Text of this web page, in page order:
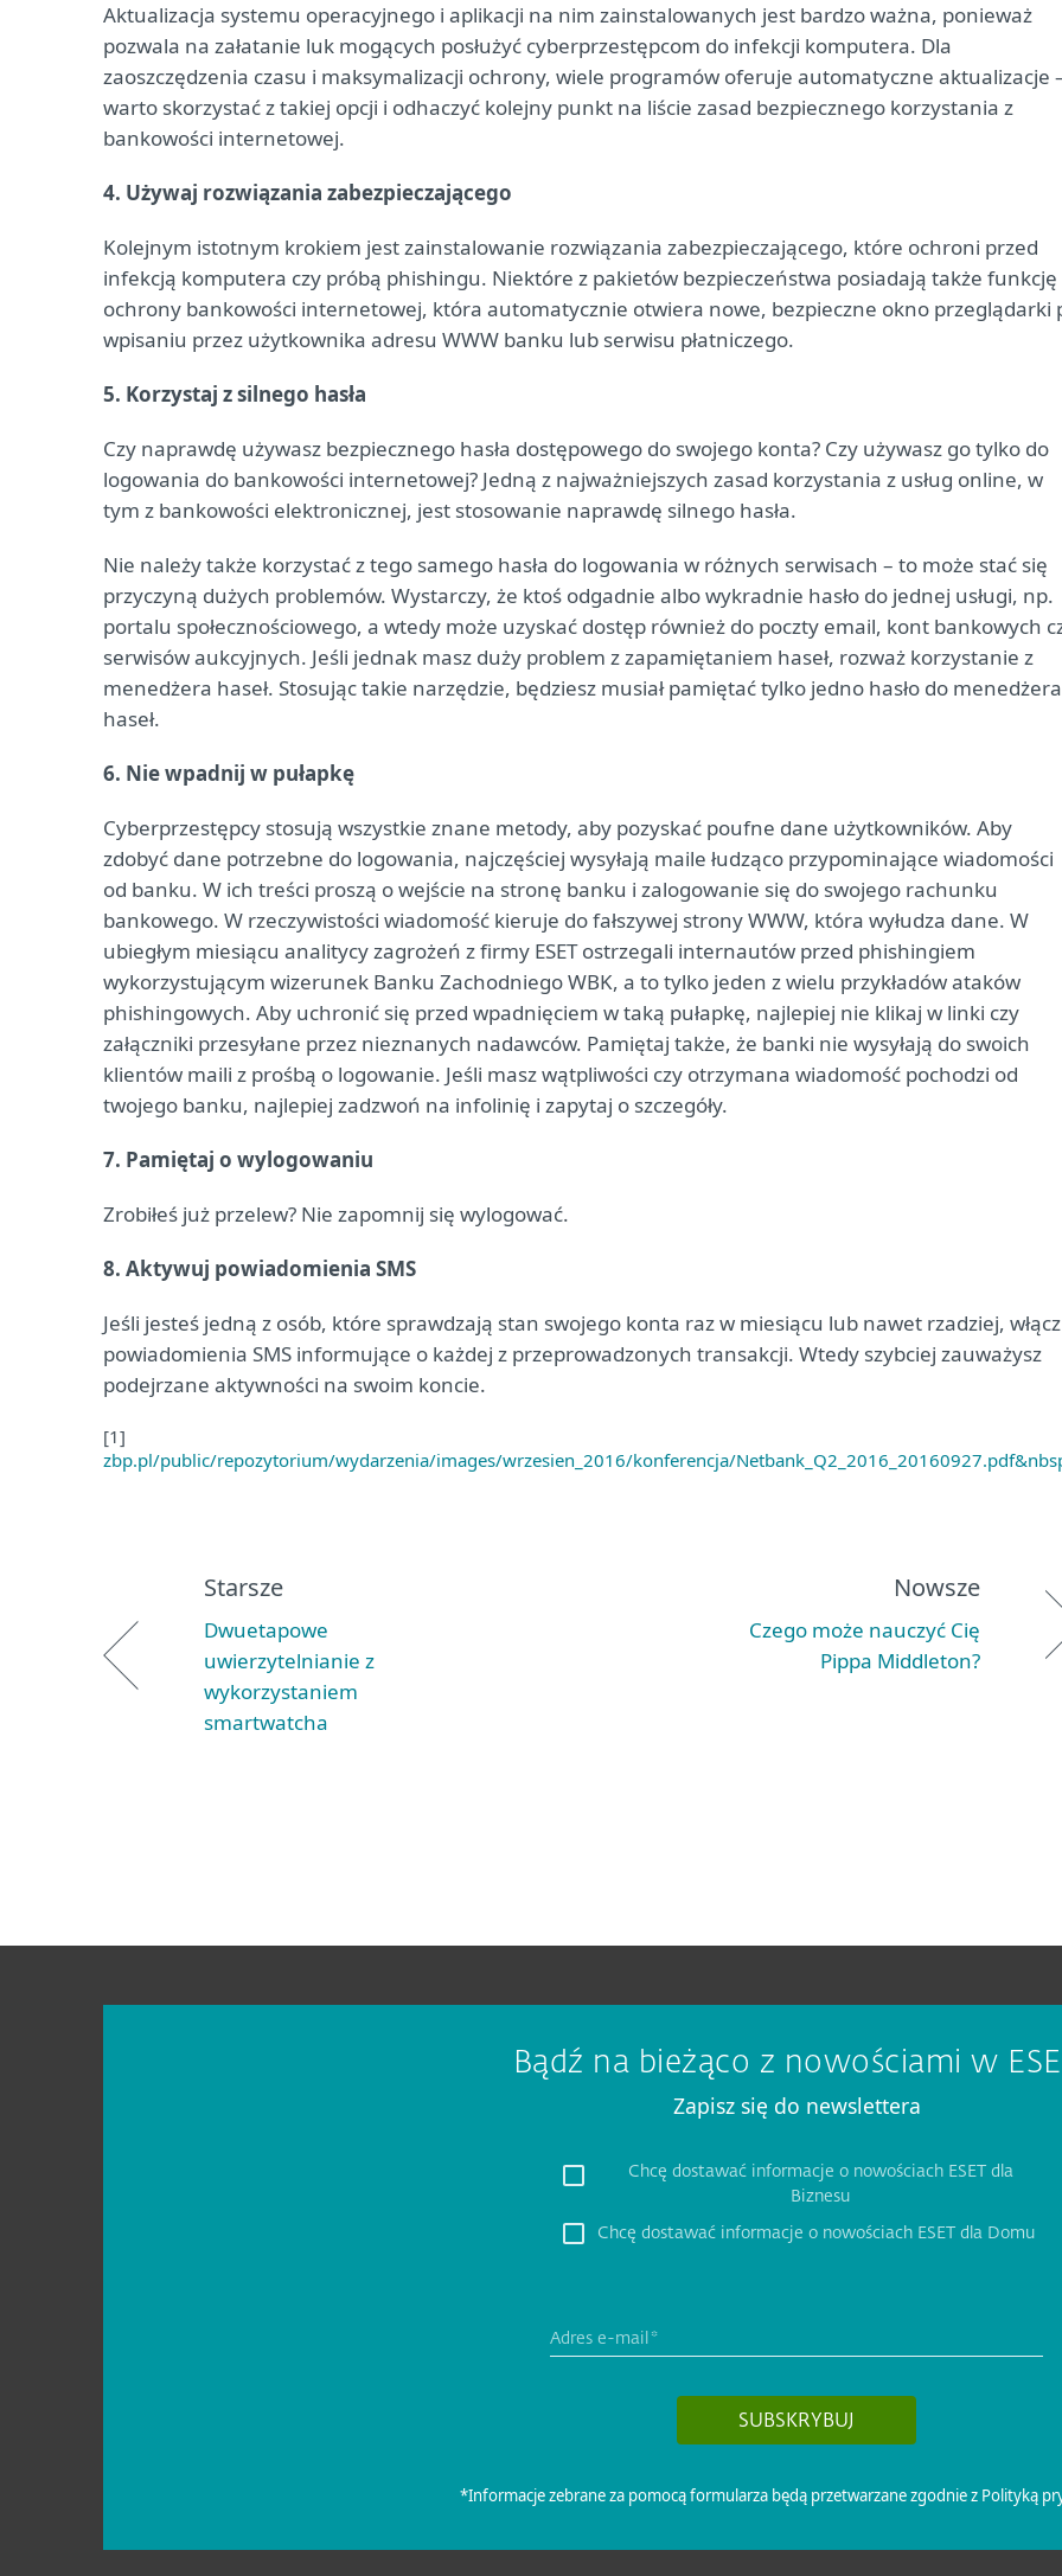
Aktualizacja systemu operacyjnego i aplikacji na nim zainstalowanych jest bardzo ważna, ponieważ
pozwala na załatanie luk mogących posłużyć cyberprzestępcom do infekcji komputera. Dla
zaoszczędzenia czasu i maksymalizacji ochrony, wiele programów oferuje automatyczne aktualizacje
warto skorzystać z takiej opcji i odhaczyć kolejny punkt na liście zasad bezpiecznego korzystania z
bankowości internetowej.
4. Używaj rozwiązania zabezpieczającego
Kolejnym istotnym krokiem jest zainstalowanie rozwiązania zabezpieczającego, które ochroni przed
infekcją komputera czy próbą phishingu. Niektóre z pakietów bezpieczeństwa posiadają także funkcję
ochrony bankowości internetowej, która automatycznie otwiera nowe, bezpieczne okno przeglądarki
wpisaniu przez użytkownika adresu WWW banku lub serwisu płatniczego.
5. Korzystaj z silnego hasła
Czy naprawdę używasz bezpiecznego hasła dostępowego do swojego konta? Czy używasz go tylko do
logowania do bankowości internetowej? Jedną z najważniejszych zasad korzystania z usług online, w
tym z bankowości elektronicznej, jest stosowanie naprawdę silnego hasła.
Nie należy także korzystać z tego samego hasła do logowania w różnych serwisach – to może stać się
przyczyną dużych problemów. Wystarczy, że ktoś odgadnie albo wykradnie hasło do jednej usługi, np.
portalu społecznościowego, a wtedy może uzyskać dostęp również do poczty email, kont bankowych
serwisów aukcyjnych. Jeśli jednak masz duży problem z zapamiętaniem haseł, rozważ korzystanie z
menedżera haseł. Stosując takie narzędzie, będziesz musiał pamiętać tylko jedno hasło do menedżera
haseł.
6. Nie wpadnij w pułapkę
Cyberprzestępcy stosują wszystkie znane metody, aby pozyskać poufne dane użytkowników. Aby
zdobyć dane potrzebne do logowania, najczęściej wysyłają maile łudząco przypominające wiadomości
od banku. W ich treści proszą o wejście na stronę banku i zalogowanie się do swojego rachunku
bankowego. W rzeczywistości wiadomość kieruje do fałszywej strony WWW, która wyłudza dane. W
ubiegłym miesiącu analitycy zagrożeń z firmy ESET ostrzegali internautów przed phishingiem
wykorzystującym wizerunek Banku Zachodniego WBK, a to tylko jeden z wielu przykładów ataków
phishingowych. Aby uchronić się przed wpadnięciem w taką pułapkę, najlepiej nie klikaj w linki czy
załączniki przesyłane przez nieznanych nadawców. Pamiętaj także, że banki nie wysyłają do swoich
klientów maili z prośbą o logowanie. Jeśli masz wątpliwości czy otrzymana wiadomość pochodzi od
twojego banku, najlepiej zadzwoń na infolinię i zapytaj o szczegóły.
7. Pamiętaj o wylogowaniu
Zrobiłeś już przelew? Nie zapomnij się wylogować.
8. Aktywuj powiadomienia SMS
Jeśli jesteś jedną z osób, które sprawdzają stan swojego konta raz w miesiącu lub nawet rzadziej, włącz
powiadomienia SMS informujące o każdej z przeprowadzonych transakcji. Wtedy szybciej zauważysz
podejrzane aktywności na swoim koncie.
[1]
zbp.pl/public/repozytorium/wydarzenia/images/wrzesien_2016/konferencja/
Starsze
Dwuetapowe
uwierzytelnianie z
wykorzystaniem
smartwatcha
Nowsze
Czego może nauczyć Cię
Pippa Middleton?